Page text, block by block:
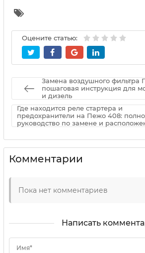
Оцените статью:
Замена воздушного фильтра
пошаговая инструкция для
и дизель
Где находится реле стартера и
предохранители на Пежо 408:
руководство по замене и
Комментарии
Пока нет комментариев
Написать
Имя*